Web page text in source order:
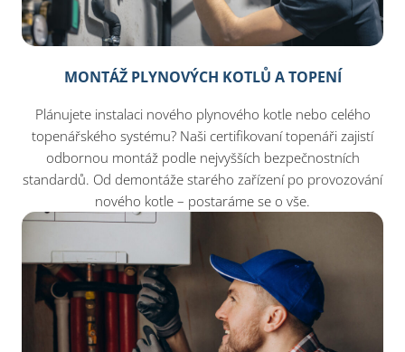
MONTÁŽ PLYNOVÝCH KOTLŮ A TOPENÍ
Plánujete instalaci nového plynového kotle nebo celého
topenářského systému? Naši certifikovaní topenáři zajistí
odbornou montáž podle nejvyšších bezpečnostních
standardů. Od demontáže starého zařízení po provozování
nového kotle – postaráme se o vše.